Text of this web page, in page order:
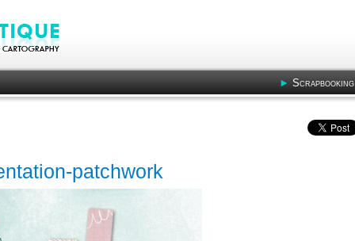
Scrapbooking
patchwork